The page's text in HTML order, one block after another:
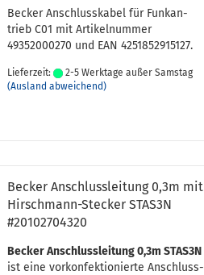
Be­cker An­schluss­ka­bel für Funk­an­
trieb C01 mit Ar­ti­kel­num­mer
49352000270 und EAN 4251852915127.
Lieferzeit:
2-5 Werktage außer Samstag
(Ausland abweichend)
Be­cker An­schluss­lei­tung 0,3m mit
Hirschmann-​​Ste­cker STAS3N
#20102704320
Be­cker An­schluss­lei­tung 0,3m STAS3N
ist eine vor­kon­fek­tio­nier­te An­schluss­